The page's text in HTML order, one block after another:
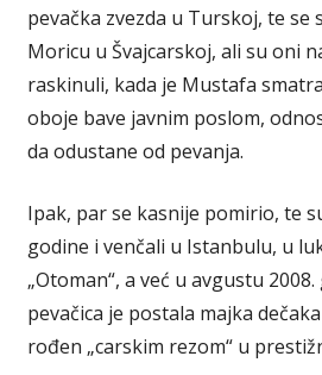
pevačka zvezda u Turskoj, te se
Moricu u Švajcarskoj, ali su oni
raskinuli, kada je Mustafa
oboje bave javnim poslom,
da odustane od pevanja.
Ipak, par se kasnije pomirio, te
godine i venčali u Istanbulu, u
„Otoman“, a već u avgustu
pevačica je postala majka
rođen „carskim rezom“ u